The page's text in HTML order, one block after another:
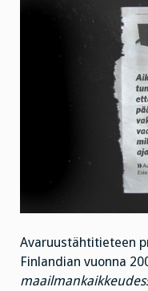
Avaruustähtitieteen
Finlandian vuonna